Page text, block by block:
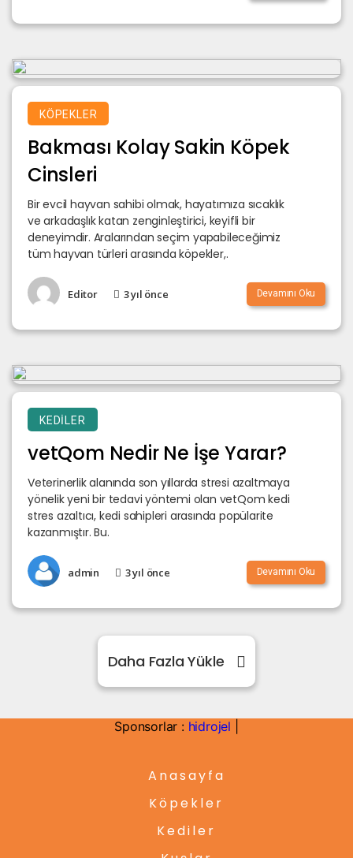
KÖPEKLER
Bakması Kolay Sakin Köpek
Cinsleri
Bir evcil hayvan sahibi olmak, hayatımıza sıcaklık
ve arkadaşlık katan zenginleştirici, keyifli bir
deneyimdir. Aralarından seçim yapabileceğimiz
tüm hayvan türleri arasında köpekler,.
Editor 3 yıl önce Devamını Oku
KEDILER
vetQom Nedir Ne İşe Yarar?
Veterinerlik alanında son yıllarda stresi azaltmaya
yönelik yeni bir tedavi yöntemi olan vetQom kedi
stres azaltıcı, kedi sahipleri arasında popülarite
kazanmıştır. Bu.
admin 3 yıl önce Devamını Oku
Daha Fazla Yükle
Sponsorlar : hidrojel
Anasayfa
Köpekler
Kediler